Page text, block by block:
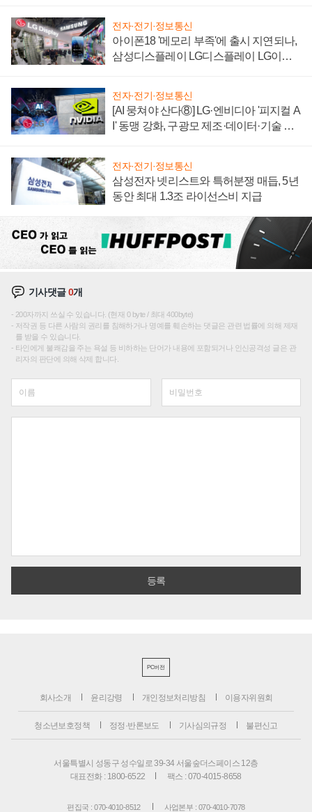
전자·전기·정보통신
아이폰18 '메모리 부족'에 출시 지연되나,
삼성디스플레이 LG디스플레이 LG이노
전자·전기·정보통신
[AI 뭉쳐야 산다⑧] LG·엔비디아 '피지컬 A
I' 동맹 강화, 구광모 제조·데이터·기술 결
전자·전기·정보통신
삼성전자 넷리스트와 특허분쟁 매듭, 5년
동안 최대 1.3조 라이선스비 지급
기사댓글0개
200자까지 쓰실 수 있습니다. (현재 0 byte / 최대 400byte)
저작권 등 다른 사람의 권리를 침해하거나 명예를 훼손하는 댓글은 관련 법률에 의해 제재
를 받을 수 있습니다.
타인에게 불쾌감을 주는 욕설 등 비하하는 단어가 내용에 포함되거나 인신공격성 글은 관
리자의 판단에 의해 삭제 합니다.
PC버전
회사소개 윤리강령 개인정보처리방침 이용자위원회
청소년보호정책 정정·반론보도 기사심의규정 불편신고
서울특별시 성동구 성수일로 39-34 서울숲더스페이스 12층
대표전화 : 1800-6522
팩스 : 070-4015-8658
편집국 : 070-4010-8512 사업본부 : 070-4010-7078